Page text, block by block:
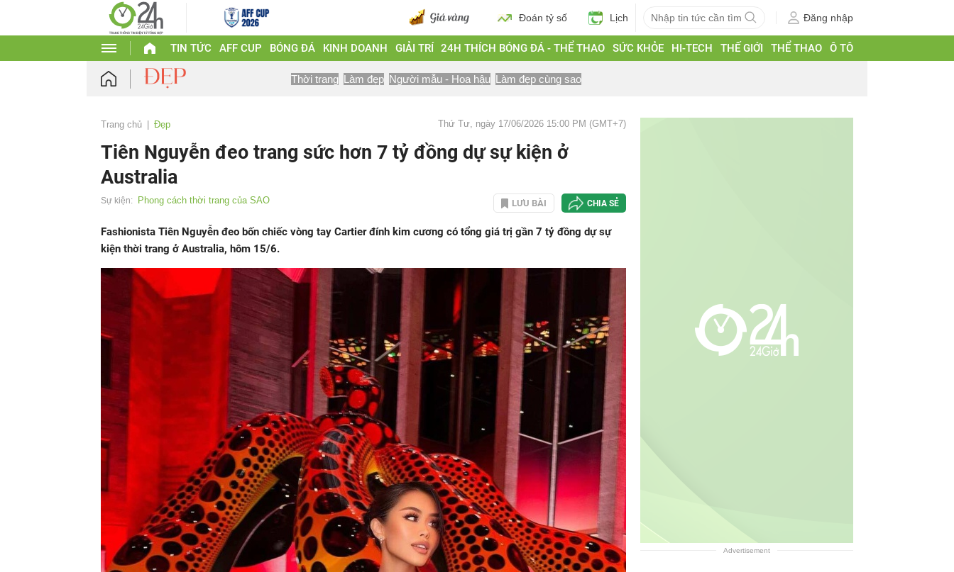
Đoán tỷ số Lịch Đăng nhập
TIN TỨC AFF CUP BÓNG ĐÁ KINH DOANH GIẢI TRÍ 24H THÍCH BÓNG ĐÁ - THỂ THAO SỨC KHỎE HI-TECH THẾ GIỚI THỂ THAO Ô TÔ
Thời trang Làm đẹp Người mẫu - Hoa hậu Làm đẹp cùng sao
Trang chủ Đẹp Thứ Tư, ngày 17/06/2026 15:00 PM (GMT+7)
Tiên Nguyễn đeo trang sức hơn 7 tỷ đồng dự sự kiện ở
Australia
Sự kiện: Phong cách thời trang của SAO LƯU BÀI CHIA SẺ
Fashionista Tiên Nguyễn đeo bốn chiếc vòng tay Cartier đính kim cương có tổng giá trị gần 7 tỷ đồng dự sự
kiện thời trang ở Australia, hôm 15/6.
Advertisement